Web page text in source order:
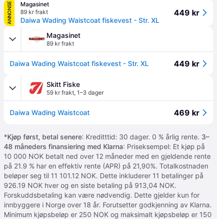
ANNONSE
Magasinet
89 kr frakt
Daiwa Wading Waistcoat fiskevest - Str. XL
449 kr
Magasinet
89 kr frakt
Daiwa Wading Waistcoat fiskevest - Str. XL 449 kr
Skitt Fiske
59 kr frakt, 1–3 dager
Daiwa Wading Waistcoat 469 kr
*Kjøp først, betal senere: Kreditttid: 30 dager. 0 % årlig rente. 3–
48 måneders finansiering med Klarna: Priseksempel: Et kjøp på
10 000 NOK betalt ned over 12 måneder med en gjeldende rente
på 21.9 % har en effektiv rente (APR) på 21,90%. Totalkostnaden
beløper seg til 11 101.12 NOK. Dette inkluderer 11 betalinger på
926.19 NOK hver og en siste betaling på 913,04 NOK.
Forskuddsbetaling kan være nødvendig. Dette gjelder kun for
innbyggere i Norge over 18 år. Forutsetter godkjenning av Klarna.
Minimum kjøpsbeløp er 250 NOK og maksimalt kjøpsbeløp er 150